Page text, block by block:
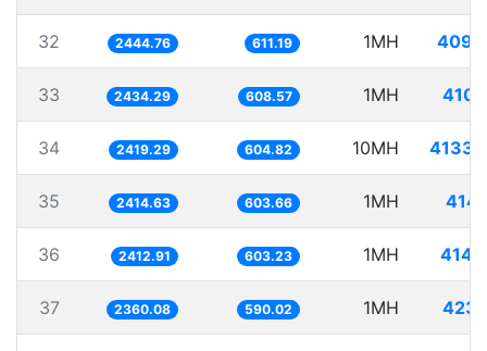
32 2444.76 611.19 1MH
33 2434.29 608.57 1MH
34 2419.29 604.82 10MH
35 2414.63 603.66 1MH
36 2412.91 603.23 1MH
37 2360.08 590.02 1MH